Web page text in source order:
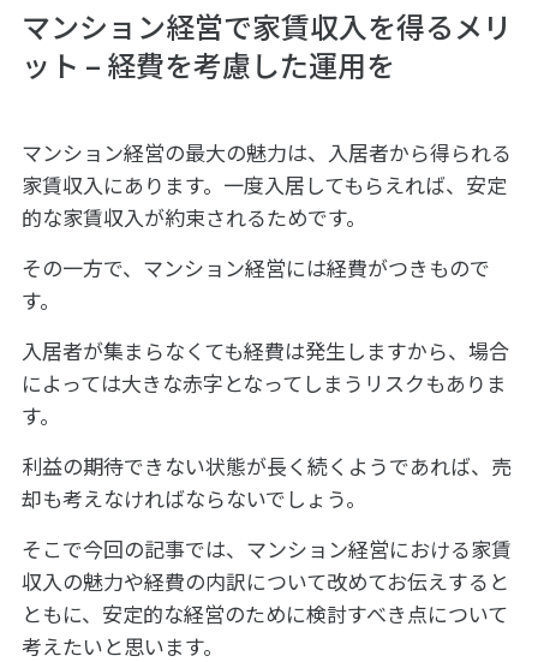
マンション経営で家賃収入を得るメリ
ット – 経費を考慮した運用を
マンション経営の最大の魅力は、入居者から得られる
家賃収入にあります。一度入居してもらえれば、安定
的な家賃収入が約束されるためです。
その一方で、マンション経営には経費がつきもので
す。
入居者が集まらなくても経費は発生しますから、場合
によっては大きな赤字となってしまうリスクもありま
す。
利益の期待できない状態が長く続くようであれば、売
却も考えなければならないでしょう。
そこで今回の記事では、マンション経営における家賃
収入の魅力や経費の内訳について改めてお伝えすると
ともに、安定的な経営のために検討すべき点について
考えたいと思います。